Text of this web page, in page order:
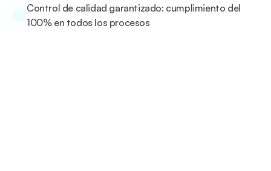
Control de calidad garantizado: cumplimiento del
100% en todos los procesos